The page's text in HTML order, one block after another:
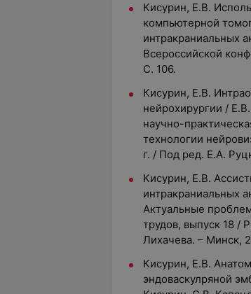
Кисурин, Е.В.
компьютерной
интракраниальных
Всероссийской
С. 106.
Кисурин, Е.В.
нейрохирургии /
научно-
технологии
г. / Под ред. Е.А.
Кисурин, Е.В.
интракраниальных
Актуальные
трудов, выпуск 18 /
Лихачева. – Минск,
Кисурин, Е.В.
эндоваскулряной